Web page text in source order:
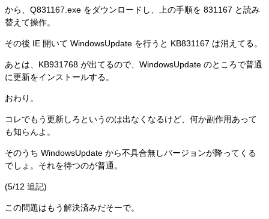
から、Q831167.exe をダウンロードし、上の手順を 831167 と読み
替えて操作。
その後 IE 開いて WindowsUpdate を行うと KB831167 は消えてる。
あとは、KB931768 が出てるので、WindowsUpdate のところで普通
に更新をインストールする。
おわり。
コレでもう更新しろというのは出なくなるけど、何か副作用あって
も知らんよ。
そのうち WindowsUpdate から不具合無しバージョンが降ってくる
でしょ。それを待つのが普通。
(5/12 追記)
この問題はもう解決済みだそーで。